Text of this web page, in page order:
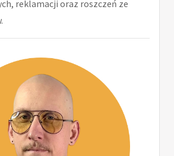
reklamacji oraz roszczeń ze